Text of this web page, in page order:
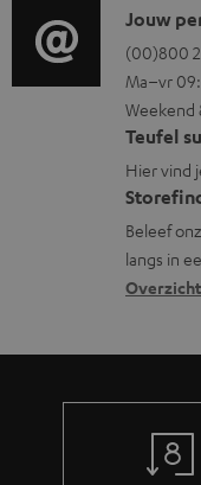
t
e
n
e
i
n
f
o
r
m
a
i
o
g
l
o
s
s
a
r
C
o
n
t
a
c
t
i
n
r
Jouw
(00)800
Ma–vr
Weekend
Teufel
Hier vind
Beleef
langs in
Overzicht